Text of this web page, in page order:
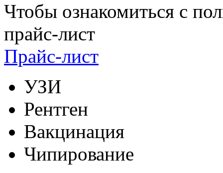
Чтобы ознакомиться с
прайс-лист
Прайс-лист
УЗИ
Рентген
Вакцинация
Чипирование